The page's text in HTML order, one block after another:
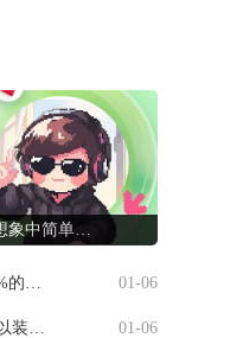
用AI写团队战歌，竟然比想象中简单这么多
三脚架云台竟然要这样拆，90%的摄影新手都做错了 01-06
AI工具服务器总崩溃？原来可以装进自己电脑里 01-06